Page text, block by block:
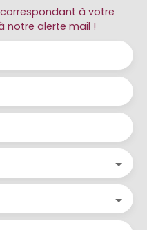
à votre
notre alerte mail !